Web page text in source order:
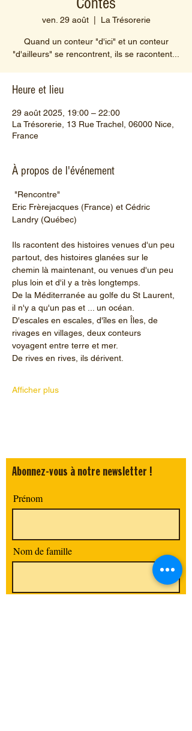
ven. 29 août
  |
La Trésorerie
Quand un conteur "d'ici" et un conteur
"d'ailleurs" se rencontrent, ils se racontent...
Heure et lieu
29 août 2025, 19:00 – 22:00
La Trésorerie, 13 Rue Trachel, 06000 Nice,
France
À propos de l'événement
"Rencontre"
Eric Frèrejacques (France) et Cédric
Landry (Québec)
Ils racontent des histoires venues d'un peu
partout, des histoires glanées sur le
chemin là maintenant, ou venues d'un peu
plus loin et d'il y a très longtemps.
De la Méditerranée au golfe du St Laurent,
il n'y a qu'un pas et ... un océan.
D'escales en escales, d'îles en Îles, de
rivages en villages, deux conteurs
voyagent entre terre et mer.
De rives en rives, ils dérivent.
Afficher plus
Abonnez-vous à notre newsletter !
Prénom
Nom de famille